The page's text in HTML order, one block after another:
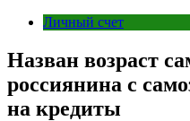
Личный счет
Назван возраст
россиянина с
на кредиты